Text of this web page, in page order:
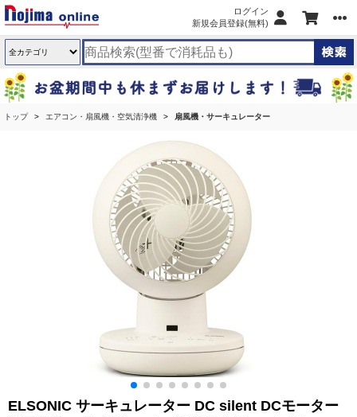
ログイン
新規会員登録(無料)
トップ エアコン・扇風機・空気清浄機 扇風機・サーキュレーター
ELSONIC サーキュレーター DC silent DCモーター